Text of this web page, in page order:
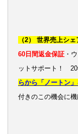
（2） 世界売上シ
60日間返金保証 ・
ットサポート！
らから「ノートン
付きのこの機会に機